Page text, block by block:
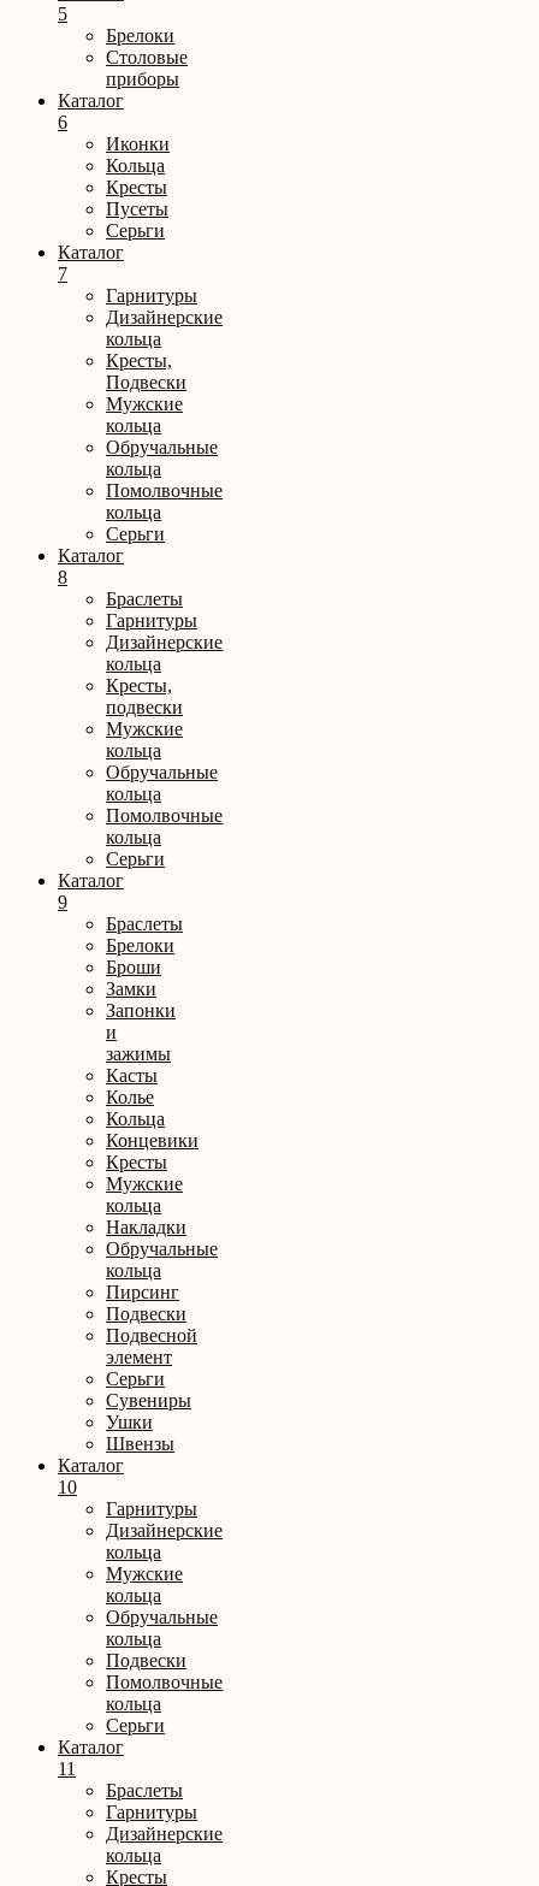
5
Брелоки
Столовые
приборы
Каталог
6
Иконки
Кольца
Кресты
Пусеты
Серьги
Каталог
7
Гарнитуры
Дизайнерские
кольца
Кресты,
Подвески
Мужские
кольца
Обручальные
кольца
Помолвочные
кольца
Серьги
Каталог
8
Браслеты
Гарнитуры
Дизайнерские
кольца
Кресты,
подвески
Мужские
кольца
Обручальные
кольца
Помолвочные
кольца
Серьги
Каталог
9
Браслеты
Брелоки
Броши
Замки
Запонки
и
зажимы
Касты
Колье
Кольца
Концевики
Кресты
Мужские
кольца
Накладки
Обручальные
кольца
Пирсинг
Подвески
Подвесной
элемент
Серьги
Сувениры
Ушки
Швензы
Каталог
10
Гарнитуры
Дизайнерские
кольца
Мужские
кольца
Обручальные
кольца
Подвески
Помолвочные
кольца
Серьги
Каталог
11
Браслеты
Гарнитуры
Дизайнерские
кольца
Кресты